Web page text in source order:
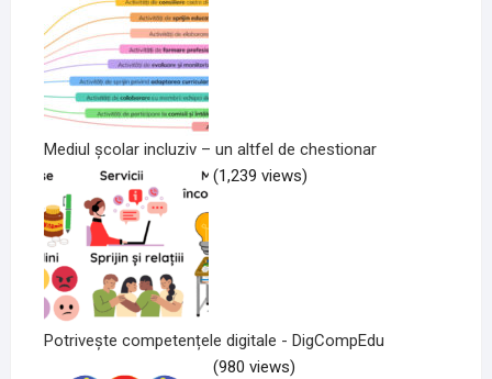
Mediul școlar incluziv – un altfel de chestionar
(1,239 views)
Potrivește competențele digitale - DigCompEdu
(980 views)